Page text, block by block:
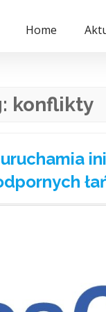
Home
konflikty